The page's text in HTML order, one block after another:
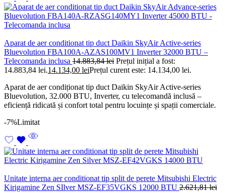
Aparat de aer conditionat tip duct Daikin SkyAir Active-series
Bluevolution FBA100A-AZAS100MV1 Inverter 32000 BTU –
Telecomanda inclusa 14.883,84lei Prețul inițial a fost:
14.883,84 lei.14.134,00 leiPrețul curent este: 14.134,00 lei.
Aparat de aer condiționat tip duct Daikin SkyAir Active-series
Bluevolution, 32.000 BTU, Inverter, cu telecomandă inclusă –
eficiență ridicată și confort total pentru locuințe și spații comerciale.
-7%Limitat
Unitate interna aer conditionat tip split de perete Mitsubishi Electric
Kirigamine Zen SIlver MSZ-EF35VGKS 12000 BTU 2.621,81lei